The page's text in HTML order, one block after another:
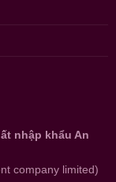
nhập khẩu An
company limited)